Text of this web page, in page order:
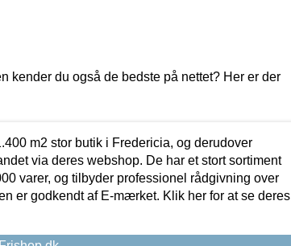
kender du også de bedste på nettet? Her er der
m2 stor butik i Fredericia, og derudover
via deres webshop. De har et stort sortiment
varer, og tilbyder professionel rådgivning over
er godkendt af E-mærket. Klik her for at se deres